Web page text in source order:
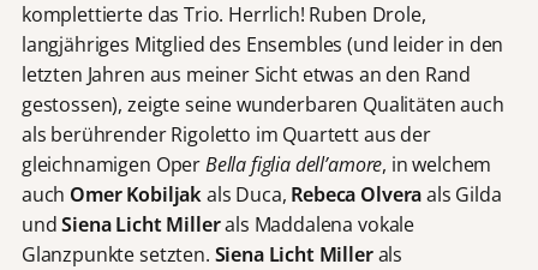
komplettierte das Trio. Herrlich! Ruben Drole,
langjähriges Mitglied des Ensembles (und leider in den
letzten Jahren aus meiner Sicht etwas an den Rand
gestossen), zeigte seine wunderbaren Qualitäten auch
als berührender Rigoletto im Quartett aus der
gleichnamigen OperBella figlia dell’amore, in welchem
auch Omer Kobiljakals Duca, Rebeca Olveraals Gilda
undSiena Licht Millerals Maddalena vokale
Glanzpunkte setzten. Siena Licht Millerals